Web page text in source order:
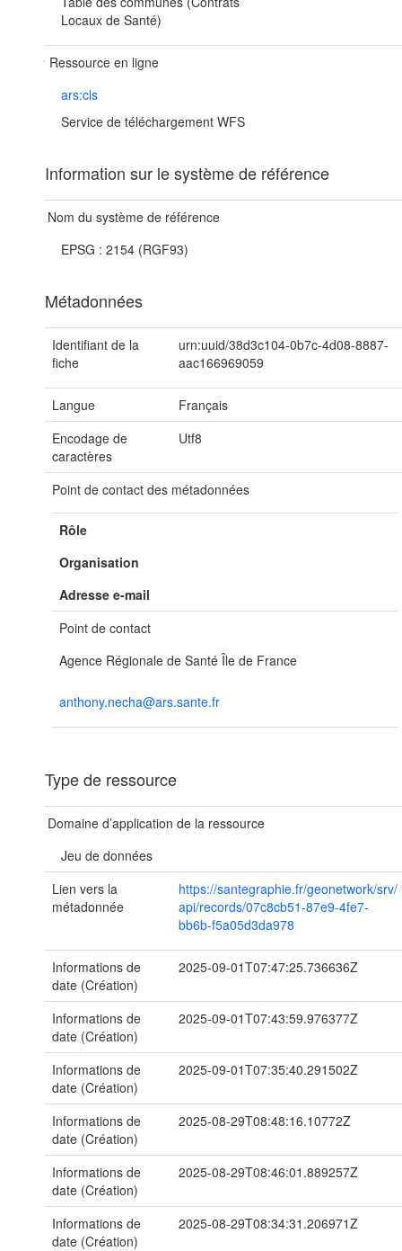
Locaux de Santé)
Ressource en ligne
ars:cls
Service de téléchargement WFS
Information sur le système de référence
Nom du système de référence
EPSG : 2154 (RGF93)
Métadonnées
Identifiant de la
fiche
urn:uuid/38d3c104-0b7c-4d08-8887-
aac166969059
Langue
Français
Encodage de
caractères
Utf8
Point de contact des métadonnées
Rôle
Organisation
Adresse e-mail
Point de contact
Agence Régionale de Santé Île de France
anthony.necha@ars.sante.fr
Type de ressource
Domaine d’application de la ressource
Jeu de données
Lien vers la
métadonnée
https://santegraphie.fr/geonetwork/srv/
api/records/07c8cb51-87e9-4fe7-
bb6b-f5a05d3da978
Informations de
date (Création)
2025-09-01T07:47:25.736636Z
Informations de
date (Création)
2025-09-01T07:43:59.976377Z
Informations de
date (Création)
2025-09-01T07:35:40.291502Z
Informations de
date (Création)
2025-08-29T08:48:16.10772Z
Informations de
date (Création)
2025-08-29T08:46:01.889257Z
Informations de
date (Création)
2025-08-29T08:34:31.206971Z